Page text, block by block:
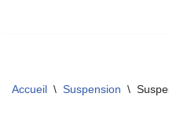
Accueil \ Suspension \